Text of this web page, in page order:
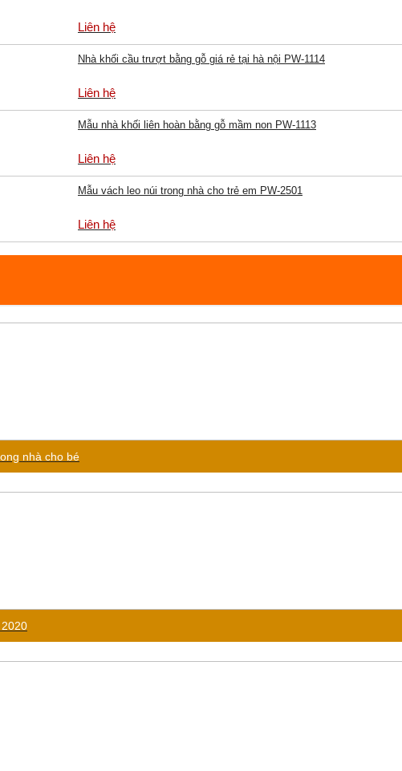
Liên hệ
Nhà khối cầu trượt bằng gỗ giá rẻ tại hà nội PW-1114
Liên hệ
Mẫu nhà khối liên hoàn bằng gỗ mầm non PW-1113
Liên hệ
Mẫu vách leo núi trong nhà cho trẻ em PW-2501
Liên hệ
nhà cho bé